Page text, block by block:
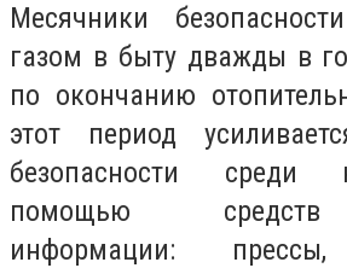
Месячники
газом в быту дважды в
по окончанию
этот период
безопасности среди
помощью
информации: